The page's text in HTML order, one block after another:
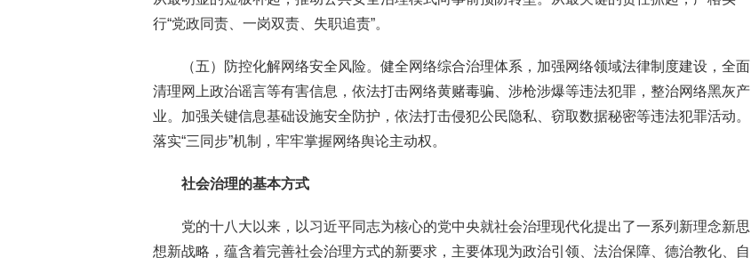
行“党政同责、一岗双责、失职追责”。
（五）防控化解网络安全风险。健全网络综合治理体系，加强网络领域法律制度建设，全面
清理网上政治谣言等有害信息，依法打击网络黄赌毒骗、涉枪涉爆等违法犯罪，整治网络黑灰产
业。加强关键信息基础设施安全防护，依法打击侵犯公民隐私、窃取数据秘密等违法犯罪活动。
落实“三同步”机制，牢牢掌握网络舆论主动权。
社会治理的基本方式
党的十八大以来，以习近平同志为核心的党中央就社会治理现代化提出了一系列新理念新思
想新战略，蕴含着完善社会治理方式的新要求，主要体现为政治引领、法治保障、德治教化、自